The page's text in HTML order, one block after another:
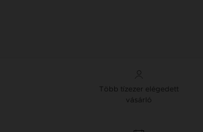
Több tízezer elégedett
vásárló